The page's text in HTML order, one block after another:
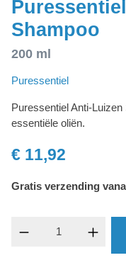
Shampoo
200 ml
Puressentiel
Puressentiel Anti-
essentiële oliën.
€ 11,92
Gratis verzending